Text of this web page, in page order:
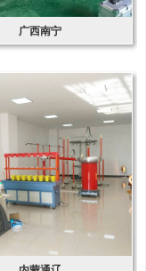
广西南宁